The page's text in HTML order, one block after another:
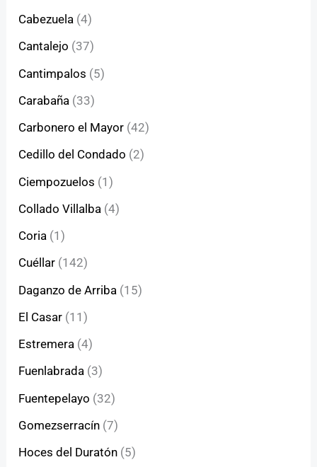
Cabezuela (4)
Cantalejo (37)
Cantimpalos (5)
Carabaña (33)
Carbonero el Mayor (42)
Cedillo del Condado (2)
Ciempozuelos (1)
Collado Villalba (4)
Coria (1)
Cuéllar (142)
Daganzo de Arriba (15)
El Casar (11)
Estremera (4)
Fuenlabrada (3)
Fuentepelayo (32)
Gomezserracín (7)
Hoces del Duratón (5)